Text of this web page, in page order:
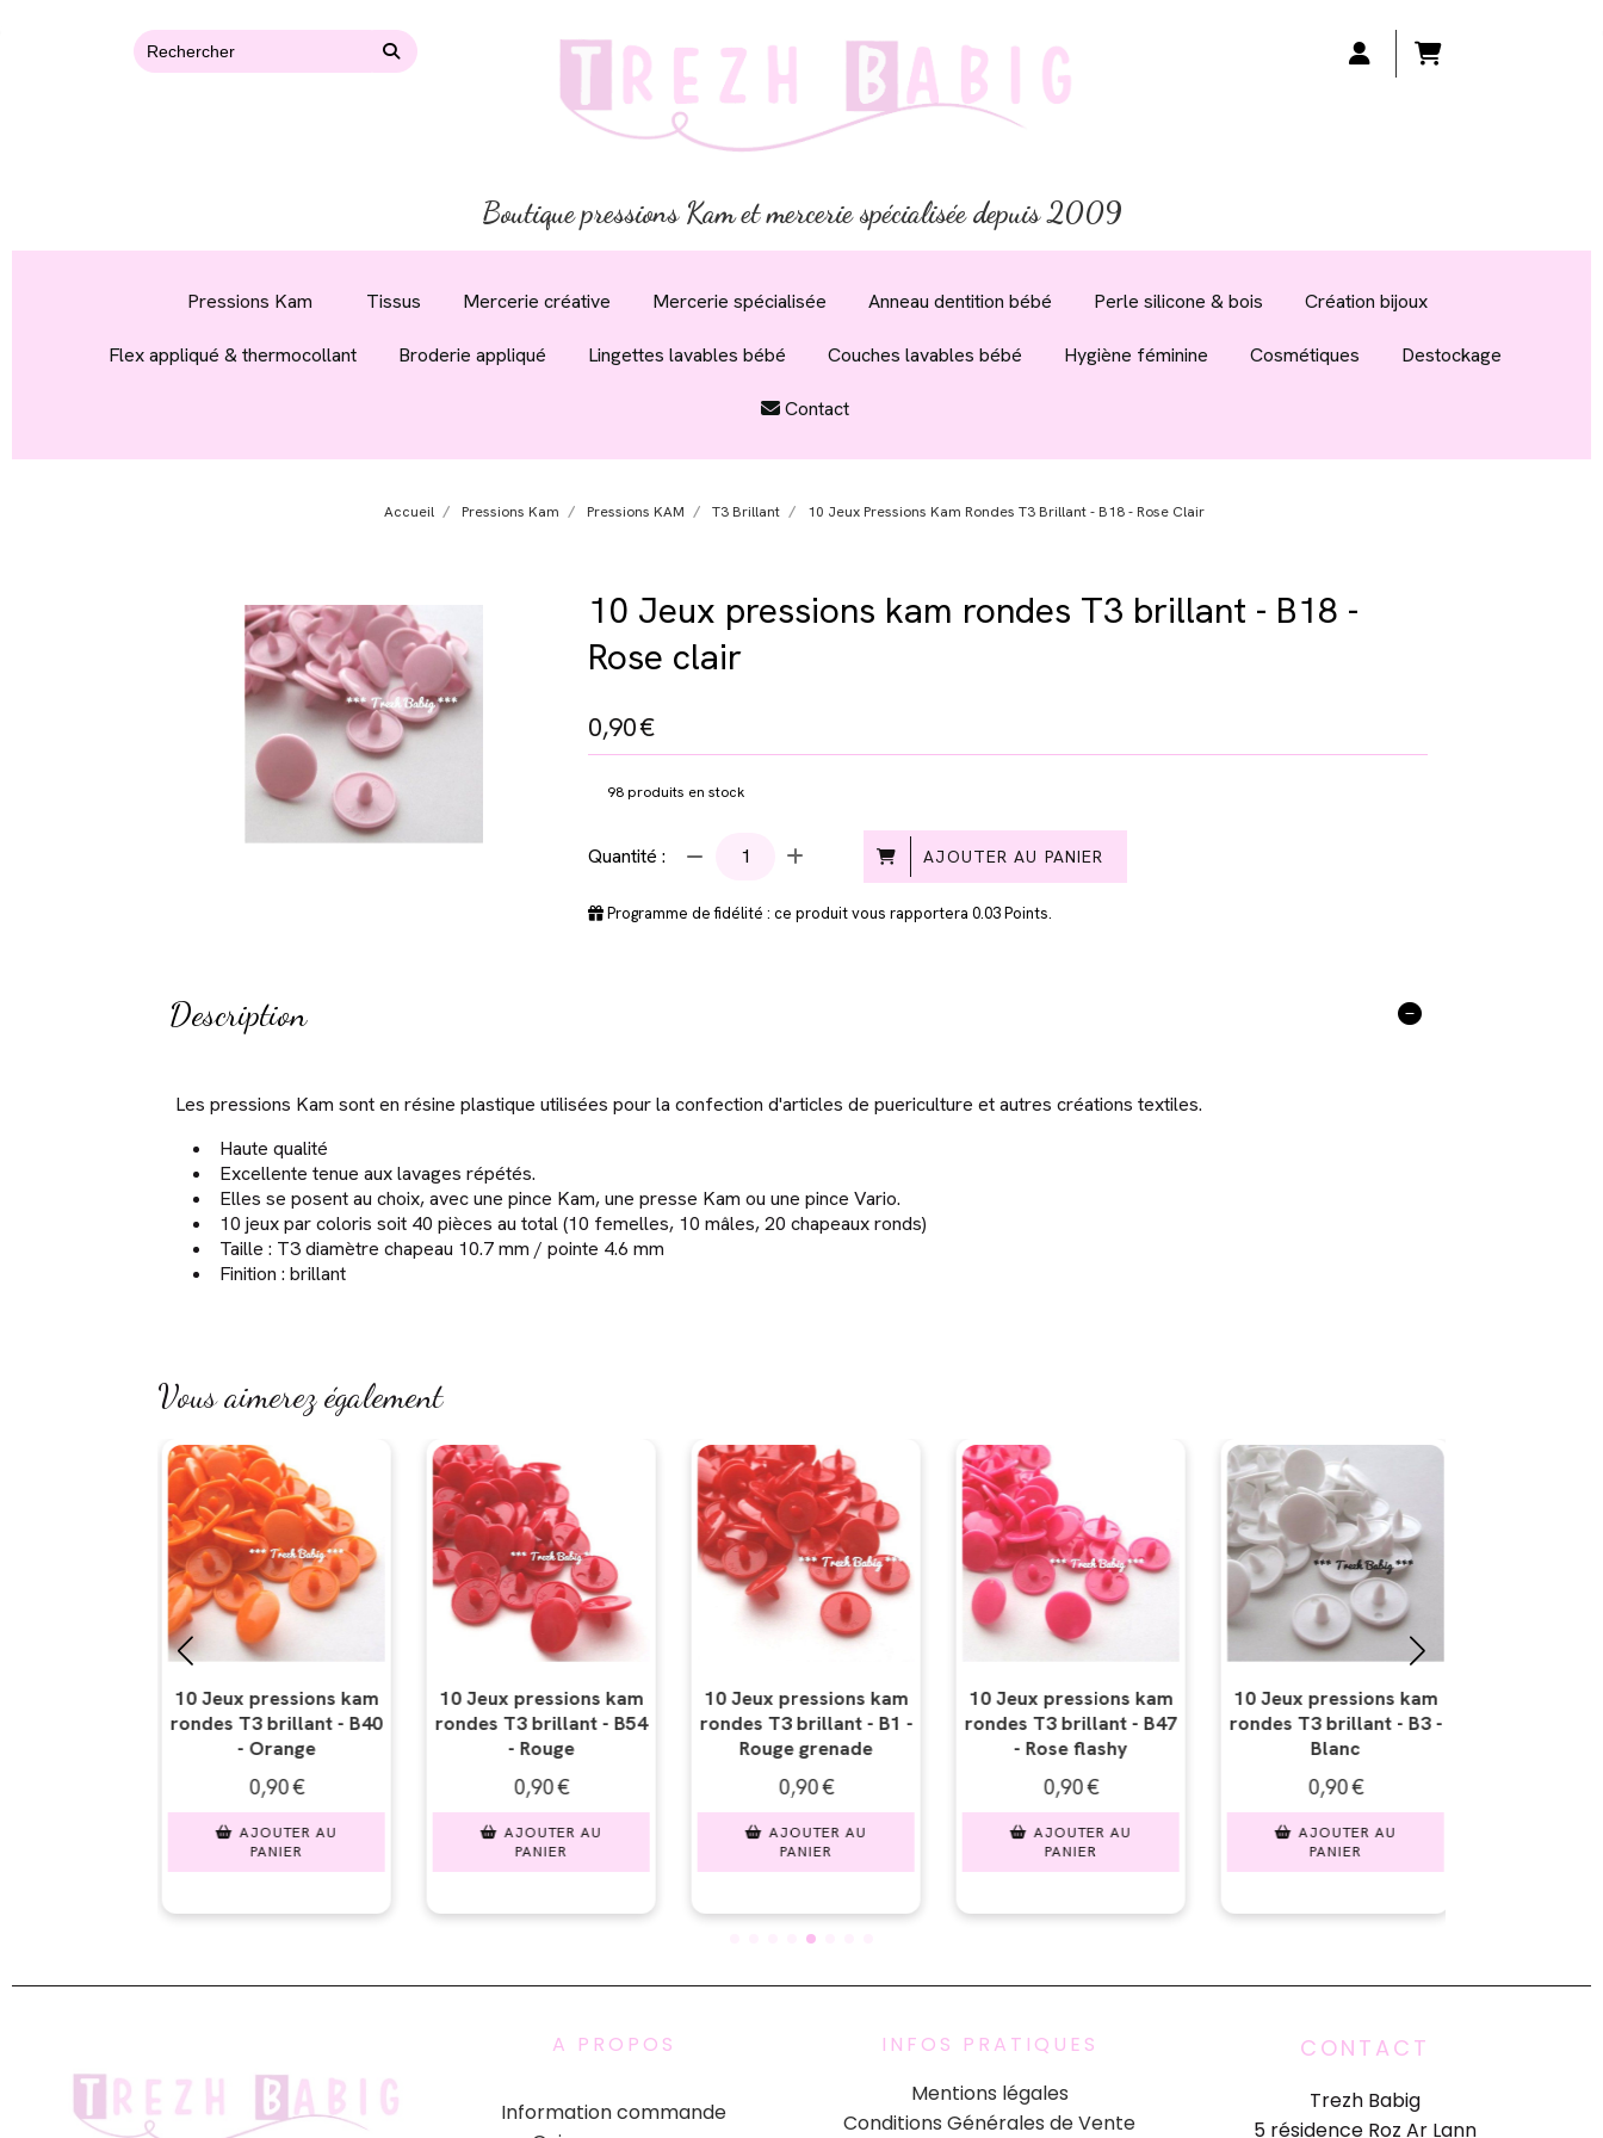
Boutique pressions Kam et mercerie spécialisée depuis 2009
Pressions Kam Tissus Mercerie créative Mercerie spécialisée Anneau dentition bébé Perle silicone & bois Création bijoux
Flex appliqué & thermocollant Broderie appliqué Lingettes lavables bébé Couches lavables bébé Hygiène féminine Cosmétiques Destockage
Contact
Accueil Pressions Kam Pressions KAM T3 Brillant 10 Jeux Pressions Kam Rondes T3 Brillant - B18 - Rose Clair
10 Jeux pressions kam rondes T3 brillant - B18 -
Rose clair
0,90€
98produits en stock
Quantité : AJOUTER AU PANIER
Programme de fidélité : ce produit vous rapportera0.03Points.
Description
Les pressions Kam sont en résine plastique utilisées pour la confection d'articles de puericulture et autres créations textiles.
Haute qualité
Excellente tenue aux lavages répétés.
Elles se posent au choix, avec une pince Kam, une presse Kam ou une pince Vario.
10 jeux par coloris soit 40 pièces au total (10 femelles, 10 mâles, 20 chapeaux ronds)
Taille : T3 diamètre chapeau 10.7 mm / pointe 4.6 mm
Finition : brillant
Vous aimerez également
10 Jeux pressions kam
rondes T3 brillant - B54
- Rouge
0,90€
AJOUTER AU
PANIER
10 Jeux pressions kam
rondes T3 brillant - B1 -
Rouge grenade
0,90€
AJOUTER AU
PANIER
10 Jeux pressions kam
rondes T3 brillant - B47
- Rose flashy
0,90€
AJOUTER AU
PANIER
10 Jeux pressions kam
rondes T3 brillant - B3 -
Blanc
0,90€
AJOUTER AU
PANIER
10 Jeux pressions kam
rondes T3 brillant - B22
- Crème
0,90€
AJOUTER AU
PANIER
A PROPOS
Information commande
INFOS PRATIQUES
Mentions légales
Conditions Générales de Vente
CONTACT
Trezh Babig
5 résidence Roz Ar Lann